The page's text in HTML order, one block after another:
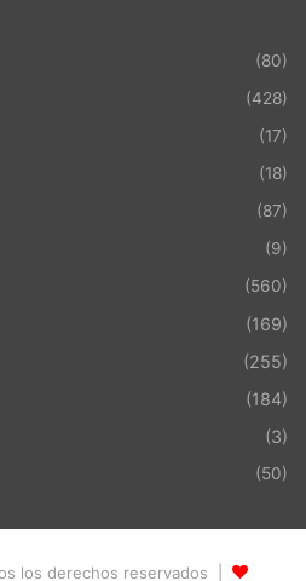
(80)
(428)
(17)
(18)
(87)
(9)
(560)
(169)
(255)
(184)
(3)
(50)
los derechos reservados |